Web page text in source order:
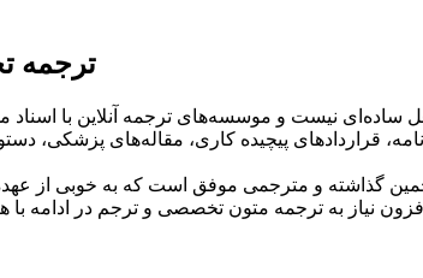
نیست و موسسه‌‌های ترجمه آنلاین با اسناد
قراردادهای پیچیده کاری، مقاله‌های پزشکی،
گذاشته و مترجمی موفق است که به خوبی از